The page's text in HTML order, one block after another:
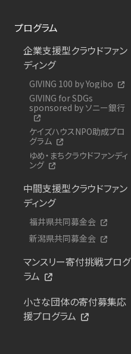
プログラム
企業支援型クラウドファン
ディング
GIVING 100 by Yogibo
GIVING for SDGs
sponsored by ソニー銀行
ケイズハウスNPO助成プロ
グラム
ゆめ・まちクラウドファンディ
ング
中間支援型クラウドファン
ディング
福井県共同募金会
新潟県共同募金会
マンスリー寄付挑戦プログ
ラム
小さな団体の寄付募集応
援プログラム